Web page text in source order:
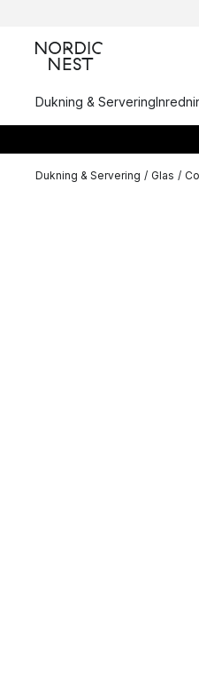
Dukning & Servering
Dukning & Servering / Glas /